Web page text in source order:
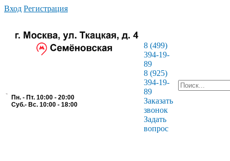
Вход Регистрация
Пн. - Пт. 10:00 - 20:00
Суб.- Вс. 10:00 - 18:00
8 (499)
394-19-
89
8 (925)
394-19-
89
Заказать
звонок
Задать
вопрос